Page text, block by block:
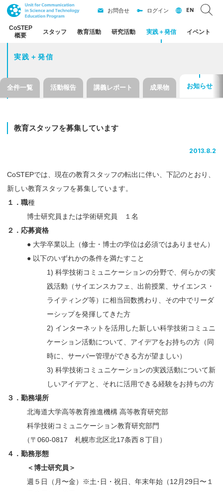
CoSTEP
概要
スタッフ 教育活動 研究活動 実践＋発信 イベント
お問合せ ログイン EN
実践＋発信
全件一覧 活動報告 講義レポート 成果物 お知らせ
教育スタッフを募集しています
2013.8.2
CoSTEPでは、現在の教育スタッフの転出に伴い、下記のとおり、
新しい教育スタッフを募集しています。
１．職種
博士研究員または学術研究員 １名
２．応募資格
● 大学卒業以上（修士・博士の学位は必須ではありません）
● 以下のいずれかの条件を満たすこと
1) 科学技術コミュニケーションの分野で、何らかの実
践活動（サイエンスカフェ、出前授業、サイエンス・
ライティング等）に相当回数携わり、その中でリーダ
ーシップを発揮してきた方
2) インターネットを活用した新しい科学技術コミュニ
ケーション活動について、アイデアをお持ちの方（同
時に、サーバー管理ができる方が望ましい）
3) 科学技術コミュニケーションの実践活動について新
しいアイデアと、それに活用できる経験をお持ちの方
３．勤務場所
北海道大学高等教育推進機構 高等教育研究部
科学技術コミュニケーション教育研究部門
（〒060-0817 札幌市北区北17条西８丁目）
４．勤務形態
＜博士研究員＞
週５日（月〜金）※土･日・祝日、年末年始（12月29日〜１